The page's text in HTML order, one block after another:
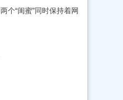
个“闺蜜”同时保持着网